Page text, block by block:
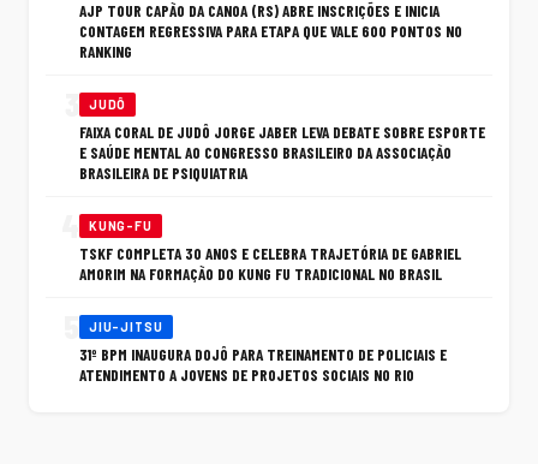
AJP TOUR CAPÃO DA CANOA (RS) ABRE INSCRIÇÕES E INICIA
CONTAGEM REGRESSIVA PARA ETAPA QUE VALE 600 PONTOS NO
RANKING
JUDÔ
FAIXA CORAL DE JUDÔ JORGE JABER LEVA DEBATE SOBRE ESPORTE
E SAÚDE MENTAL AO CONGRESSO BRASILEIRO DA ASSOCIAÇÃO
BRASILEIRA DE PSIQUIATRIA
KUNG-FU
TSKF COMPLETA 30 ANOS E CELEBRA TRAJETÓRIA DE GABRIEL
AMORIM NA FORMAÇÃO DO KUNG FU TRADICIONAL NO BRASIL
JIU-JITSU
31º BPM INAUGURA DOJÔ PARA TREINAMENTO DE POLICIAIS E
ATENDIMENTO A JOVENS DE PROJETOS SOCIAIS NO RIO